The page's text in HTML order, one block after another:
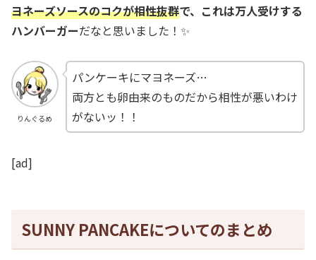
ヨネーズソースのコクが相性抜群で、これは万人受けする
ハンバーガーだなと思いました！✨
りんぐるめ
パンケーキにマヨネーズ…
両方とも卵由来のものだから相性が悪いわけ
がないッ！！
[ad]
SUNNY PANCAKEについてのまとめ